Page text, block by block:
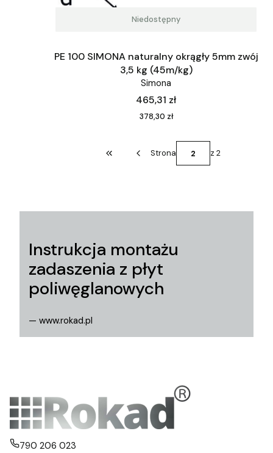
Niedostępny
PE 100 SIMONA naturalny okrągły 5mm zwój
3,5 kg (45m/kg)
Simona
Cena
465,31 zł
Cena
378,30 zł
Wróć do pierwszej strony z produktami
Strona z 2
Instrukcja montażu
zadaszenia z płyt
poliwęglanowych
— www.rokad.pl
790 206 023